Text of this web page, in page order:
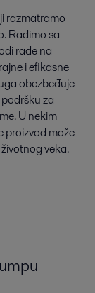
razmatramo
Radimo sa
rade na
i efikasne
obezbeđuje
za
U nekim
proizvod može
veka.